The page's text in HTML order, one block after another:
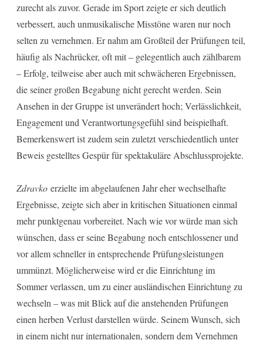
zurecht als zuvor. Gerade im Sport zeigte er sich deutlich
verbessert, auch unmusikalische Misstöne waren nur noch
selten zu vernehmen. Er nahm am Großteil der Prüfungen teil,
häufig als Nachrücker, oft mit – gelegentlich auch zählbarem
– Erfolg, teilweise aber auch mit schwächeren Ergebnissen,
die seiner großen Begabung nicht gerecht werden. Sein
Ansehen in der Gruppe ist unverändert hoch; Verlässlichkeit,
Engagement und Verantwortungsgefühl sind beispielhaft.
Bemerkenswert ist zudem sein zuletzt verschiedentlich unter
Beweis gestelltes Gespür für spektakuläre Abschlussprojekte.
Zdravko erzielte im abgelaufenen Jahr eher wechselhafte
Ergebnisse, zeigte sich aber in kritischen Situationen einmal
mehr punktgenau vorbereitet. Nach wie vor würde man sich
wünschen, dass er seine Begabung noch entschlossener und
vor allem schneller in entsprechende Prüfungsleistungen
ummünzt. Möglicherweise wird er die Einrichtung im
Sommer verlassen, um zu einer ausländischen Einrichtung zu
wechseln – was mit Blick auf die anstehenden Prüfungen
einen herben Verlust darstellen würde. Seinem Wunsch, sich
in einem nicht nur internationalen, sondern dem Vernehmen